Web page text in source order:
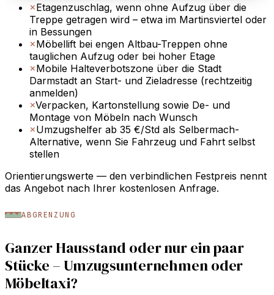
×Etagenzuschlag, wenn ohne Aufzug über die
Treppe getragen wird – etwa im Martinsviertel oder
in Bessungen
×Möbellift bei engen Altbau-Treppen ohne
tauglichen Aufzug oder bei hoher Etage
×Mobile Halteverbotszone über die Stadt
Darmstadt an Start- und Zieladresse (rechtzeitig
anmelden)
×Verpacken, Kartonstellung sowie De- und
Montage von Möbeln nach Wunsch
×Umzugshelfer ab 35 €/Std als Selbermach-
Alternative, wenn Sie Fahrzeug und Fahrt selbst
stellen
Orientierungswerte — den verbindlichen Festpreis nennt
das Angebot nach Ihrer kostenlosen Anfrage.
ABGRENZUNG
Ganzer Hausstand oder nur ein paar
Stücke – Umzugsunternehmen oder
Möbeltaxi?